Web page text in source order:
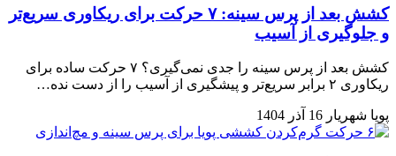
کشش بعد از پرس سینه: ۷ حرکت برای ریکاوری سریع‌تر
و جلوگیری از آسیب
کشش بعد از پرس سینه را جدی نمی‌گیری؟ ۷ حرکت ساده برای
ریکاوری ۲ برابر سریع‌تر و پیشگیری از آسیب را از دست نده…
پویا شهریار 16 آذر 1404